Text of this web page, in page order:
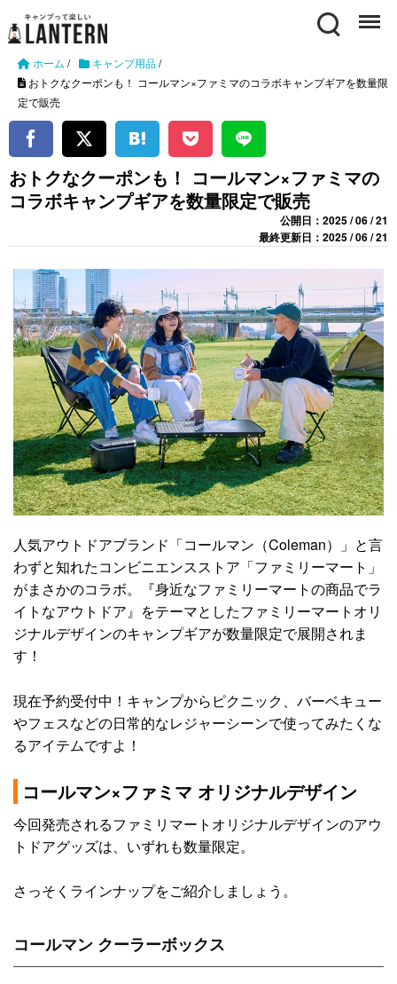
Search Menu
ホーム / キャンプ用品/
おトクなクーポンも！ コールマン×ファミマのコラボキャンプギアを数量限
定で販売
おトクなクーポンも！ コールマン×ファミマの
コラボキャンプギアを数量限定で販売
公開日：2025 / 06 / 21
最終更新日：2025 / 06 / 21
人気アウトドアブランド「コールマン（Coleman）」と言
わずと知れたコンビニエンスストア「ファミリーマート」
がまさかのコラボ。『身近なファミリーマートの商品でラ
イトなアウトドア』をテーマとしたファミリーマートオリ
ジナルデザインのキャンプギアが数量限定で展開されま
す！
現在予約受付中！キャンプからピクニック、バーベキュー
やフェスなどの日常的なレジャーシーンで使ってみたくな
るアイテムですよ！
コールマン×ファミマ オリジナルデザイン
今回発売されるファミリマートオリジナルデザインのアウ
トドアグッズは、いずれも数量限定。
さっそくラインナップをご紹介しましょう。
コールマン クーラーボックス